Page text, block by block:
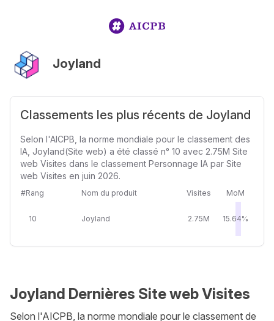
Joyland
Classements les plus récents de Joyland
Selon l'AICPB, la norme mondiale pour le classement des
IA, Joyland(Site web) a été classé n° 10 avec 2.75M Site
web Visites dans le classement Personnage IA par Site
web Visites en juin 2026.
#Rang Nom du produit Visites MoM
10 Joyland 2.75M 15.64%
Joyland Dernières Site web Visites
Selon l'AICPB, la norme mondiale pour le classement de